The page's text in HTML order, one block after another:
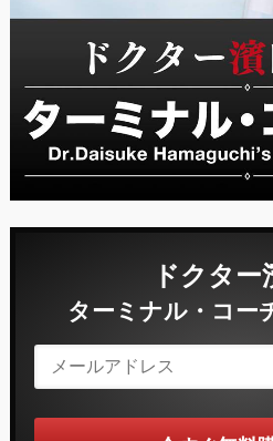
ドクター
ターミナル・コー